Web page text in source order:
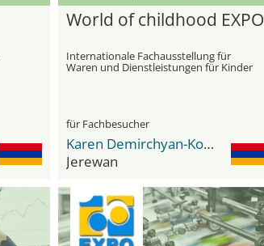
World of childhood EXPO
Internationale Fachausstellung für
Waren und Dienstleistungen für Kinder
für Fachbesucher
Karen Demirchyan-Komplex
Jerewan